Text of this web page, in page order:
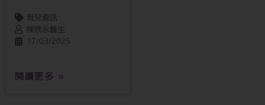
育兒資訊
陳欣永醫生
17/03/2025
閱讀更多 »